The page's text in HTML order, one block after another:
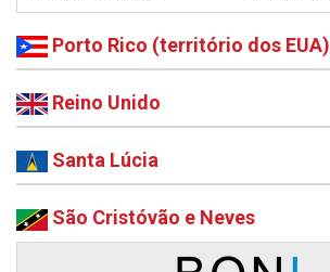
Porto Rico (território dos EUA)
Reino Unido
Santa Lúcia
São Cristóvão e Neves